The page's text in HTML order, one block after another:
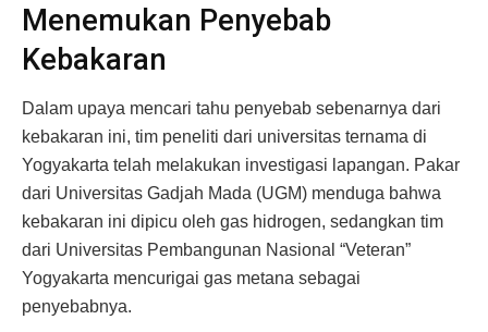
Menemukan Penyebab
Kebakaran
Dalam upaya mencari tahu penyebab sebenarnya dari
kebakaran ini, tim peneliti dari universitas ternama di
Yogyakarta telah melakukan investigasi lapangan. Pakar
dari Universitas Gadjah Mada (UGM) menduga bahwa
kebakaran ini dipicu oleh gas hidrogen, sedangkan tim
dari Universitas Pembangunan Nasional “Veteran”
Yogyakarta mencurigai gas metana sebagai
penyebabnya.